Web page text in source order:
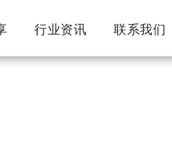
行业资讯 联系我们